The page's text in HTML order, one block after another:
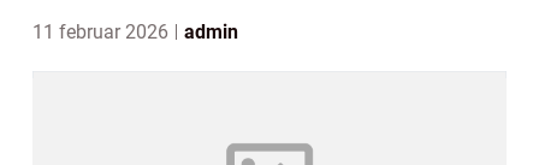
11 februar 2026 admin